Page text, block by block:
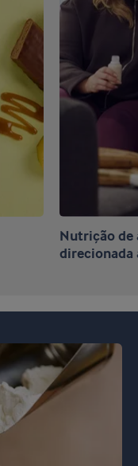
Nutrição de
direcionada